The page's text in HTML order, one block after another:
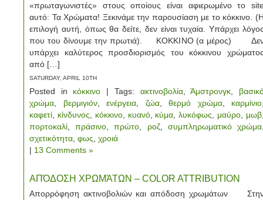
«πρωταγωνιστές» στους οποίους είναι αφιερωμένο το
αυτό: Τα Χρώματα! Ξεκινάμε την παρουσίαση με το κόκκινο.
επιλογή αυτή, όπως θα δείτε, δεν είναι τυχαία. Υπάρχει
που του δίνουμε την πρωτιά). ΚΟΚΚΙΝΟ (α μέρος)
υπάρχει καλύτερος προσδιορισμός του κόκκινου
από […]
SATURDAY, APRIL 10TH
Posted in κόκκινο | Tags: ακτινοβολία,Άμστρονγκ
χρώμα
βερμιγιόν, ενέργεια ζώα, θερμό χρώμα, καρμίνιο
καφετί
κίνδυνος κόκκινο, κυανό, κύμα ,λυκόφως μαύρο μωβ
πορτοκαλί ,πράσινο ,πρώτο ροζ, συμπληρωματικό χρώμα
σχετικότητα φως χροιά
| 13 Comments »
ΑΠΌΔΟΣΗ ΧΡΩΜΆΤΩΝ – COLOR ATTRIBUTION
Απορρόφηση ακτινοβολιών και απόδοση χρωμάτων